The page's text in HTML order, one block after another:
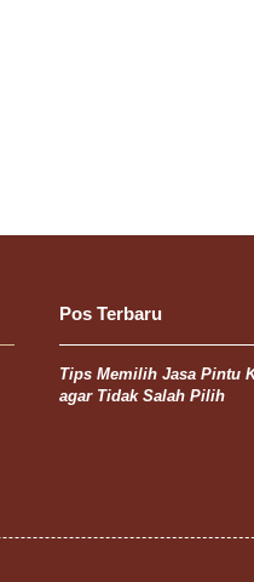
Pos Terbaru
Tips Memilih Jasa Pintu
agar Tidak Salah Pilih